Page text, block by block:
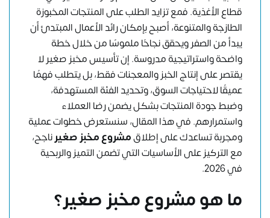
قطاع الأغذية. فمع تزايد الطلب على المنتجات المخبوزة
الطازجة والمتنوعة، أصبح بإمكان رائد الأعمال المبتدئ أن
يبدأ من الصفر ويحقق نجاحًا ملموسًا من خلال خطة
واضحة واستراتيجية مدروسة. إن تأسيس مخبز صغير لا
يقتصر على إنتاج الخبز والمعجنات فقط، بل يتطلب فهمًا
عميقًا لاحتياجات السوق، وتحديد الفئة المستهدفة،
وضبط جودة المنتجات بشكل يضمن رضا العملاء
واستمرارهم. في هذا المقال، سنستعرض خطوات عملية
ومجربة تساعدك على إطلاقمشروع مخبز صغيرناجح،
مع التركيز على الأساسيات التي تضمن التميز والربحية
في 2026.
ما هو مشروع مخبز صغير؟